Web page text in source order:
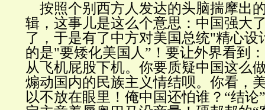
按照个别西方人发达的头脑揣摩出
辑，这事儿是这么个意思：中国强大
了，于是有了中方对美国总统"精心设
的是"要矮化美国人”！要让外界看到
从飞机屁股下机。你要质疑中国这么
煽动国内的民族主义情结呗。你看，
以不放在眼里！俺中国还怕谁？“结论